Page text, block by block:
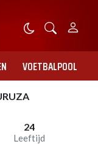
VOETBALPOOL
24
Leeftijd